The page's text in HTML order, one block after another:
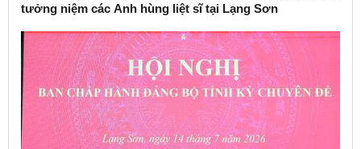
tưởng niệm các Anh hùng liệt sĩ tại Lạng Sơn